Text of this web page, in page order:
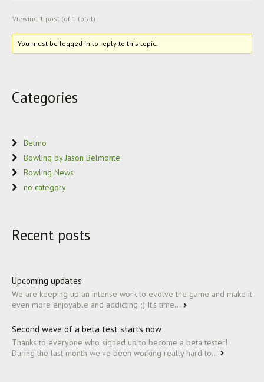
Viewing 1 post (of 1 total)
You must be logged in to reply to this topic.
Categories
Belmo
Bowling by Jason Belmonte
Bowling News
no category
Recent posts
Upcoming updates
We are keeping up an intense work to evolve the game and make it
even more enjoyable and addicting ;) It's time...
Second wave of a beta test starts now
Thanks to everyone who signed up to become a beta tester!
During the last month we've been working really hard to...